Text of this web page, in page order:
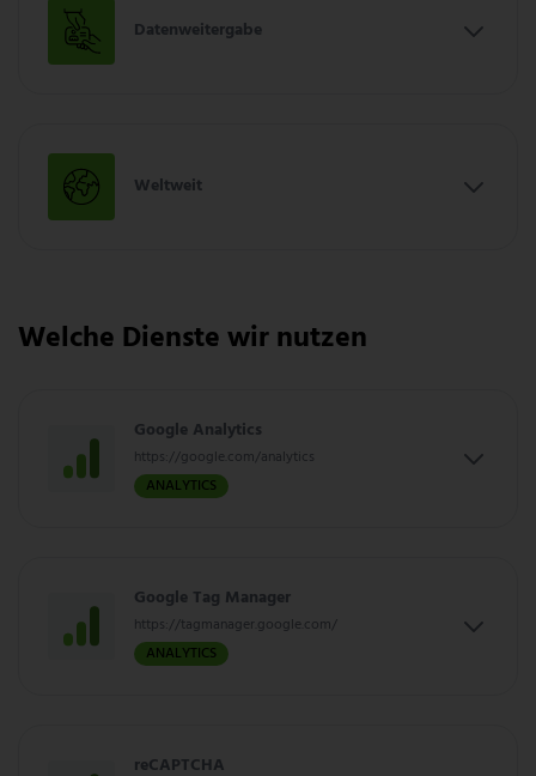
Datenweitergabe
Weltweit
Welche Dienste wir nutzen
Google Analytics
https://google.com/analytics
ANALYTICS
Google Tag Manager
https://tagmanager.google.com/
ANALYTICS
reCAPTCHA